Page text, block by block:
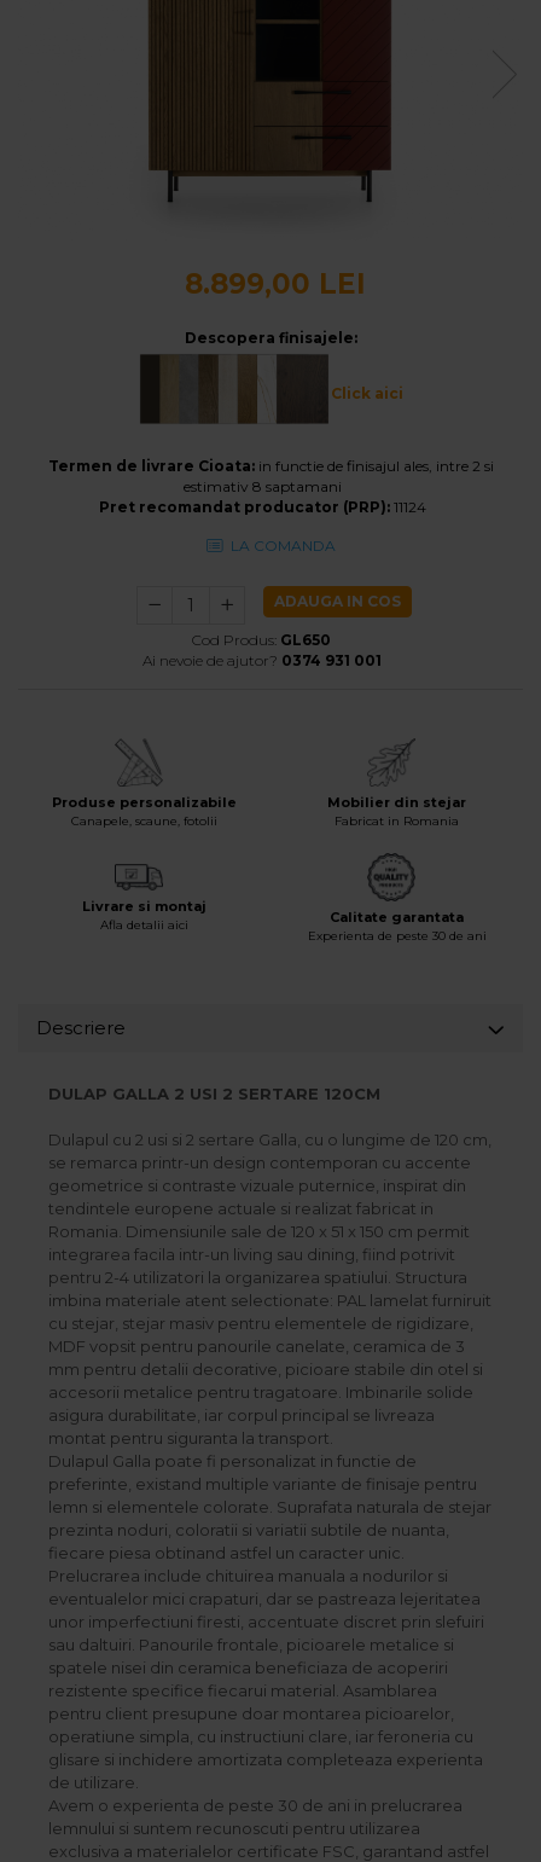
Paturi Tapitate
Paturi Copii
Fotolii si Demifotolii
Mood
Canapele
Paturi Tapitate
Fotolii si Demifotolii
Canapele
Best Sleep
Perne si Pilote
8.899,00 LEI
Descopera finisajele:
Click aici
Termen de livrare Cioata: in functie de finisajul ales, intre 2 si
estimativ 8 saptamani
Pret recomandat producator (PRP): 11124
LA COMANDA
ADAUGA IN COS
Cod Produs: GL650
Ai nevoie de ajutor? 0374 931 001
Produse personalizabile
Canapele, scaune, fotolii
Mobilier din stejar
Fabricat in Romania
Livrare si montaj
Afla detalii aici Calitate garantata
Experienta de peste 30 de ani
Descriere
DULAP GALLA 2 USI 2 SERTARE 120CM
Dulapul cu 2 usi si 2 sertare Galla, cu o lungime de 120 cm,
se remarca printr-un design contemporan cu accente
geometrice si contraste vizuale puternice, inspirat din
tendintele europene actuale si realizat fabricat in
Romania. Dimensiunile sale de 120 x 51 x 150 cm permit
integrarea facila intr-un living sau dining, fiind potrivit
pentru 2-4 utilizatori la organizarea spatiului. Structura
imbina materiale atent selectionate: PAL lamelat furniruit
cu stejar, stejar masiv pentru elementele de rigidizare,
MDF vopsit pentru panourile canelate, ceramica de 3
mm pentru detalii decorative, picioare stabile din otel si
accesorii metalice pentru tragatoare. Imbinarile solide
asigura durabilitate, iar corpul principal se livreaza
montat pentru siguranta la transport.
Dulapul Galla poate fi personalizat in functie de
preferinte, existand multiple variante de finisaje pentru
lemn si elementele colorate. Suprafata naturala de stejar
prezinta noduri, coloratii si variatii subtile de nuanta,
fiecare piesa obtinand astfel un caracter unic.
Prelucrarea include chituirea manuala a nodurilor si
eventualelor mici crapaturi, dar se pastreaza lejeritatea
unor imperfectiuni firesti, accentuate discret prin slefuiri
sau daltuiri. Panourile frontale, picioarele metalice si
spatele nisei din ceramica beneficiaza de acoperiri
rezistente specifice fiecarui material. Asamblarea
pentru client presupune doar montarea picioarelor,
operatiune simpla, cu instructiuni clare, iar feroneria cu
glisare si inchidere amortizata completeaza experienta
de utilizare.
Avem o experienta de peste 30 de ani in prelucrarea
lemnului si suntem recunoscuti pentru utilizarea
exclusiva a materialelor certificate FSC, garantand astfel